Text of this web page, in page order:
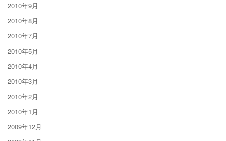
2010年9月
2010年8月
2010年7月
2010年5月
2010年4月
2010年3月
2010年2月
2010年1月
2009年12月